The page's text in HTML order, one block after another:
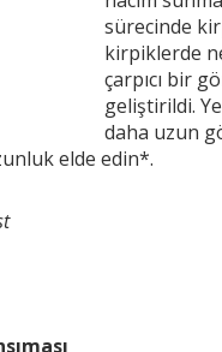
sürecinde
kirpiklerde
çarpıcı bir
geliştirildi.
daha uzun
elde edin*.